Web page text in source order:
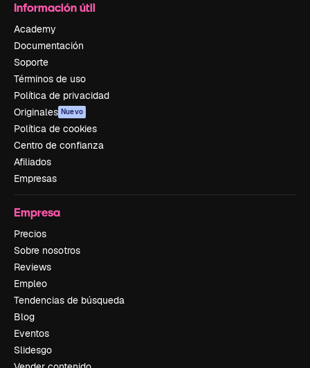
Información útil
Academy
Documentación
Soporte
Términos de uso
Política de privacidad
Originales Nuevo
Política de cookies
Centro de confianza
Afiliados
Empresas
Empresa
Precios
Sobre nosotros
Reviews
Empleo
Tendencias de búsqueda
Blog
Eventos
Slidesgo